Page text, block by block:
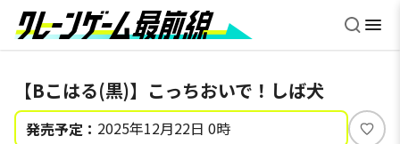
【Bこはる(黒)】こっちおいで！しば犬
発売予定： 2025年12月22日 0時
い